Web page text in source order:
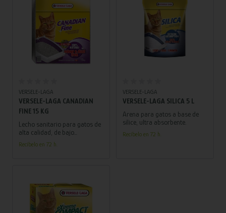
VERSELE-LAGA
VERSELE-LAGA CANADIAN
FINE 15 KG
Lecho sanitario para gatos de
alta calidad, de bajo
mantenimiento y
neutralizador de olores.
Recíbelo en 72 h.
VERSELE-LAGA
VERSELE-LAGA SILICA 5 L
Arena para gatos a base de
sílice, ultra absorbente.
Recíbelo en 72 h.